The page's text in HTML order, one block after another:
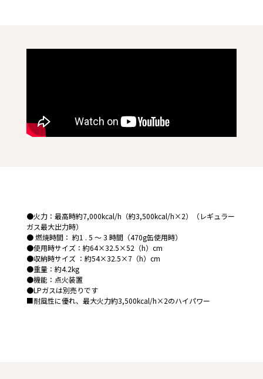
●火力：最高時約7,000kcal/h（約3,500kcal/h×2）（レギュラー
ガス最大出力時）
● 燃焼時間： 約1 . 5 ～ 3 時間（470g缶使用時）
●使用時サイズ：約64×32.5×52（h）cm
●収納時サイズ ：約54×32.5×7（h）cm
●重量：約4.2kg
●機能：点火装置
●LPガスは別売りです
■耐風性に優れ、最大火力約3,500kcal/h×2のハイパワー